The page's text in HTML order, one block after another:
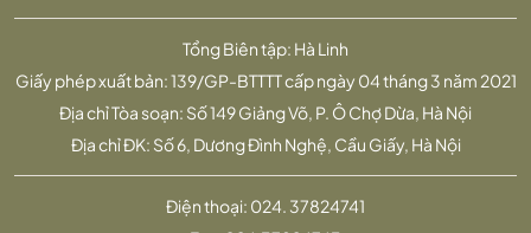
Tổng Biên tập: Hà Linh
Giấy phép xuất bản: 139/GP-BTTTT cấp ngày 04 tháng 3 năm 2021
Địa chỉ Tòa soạn: Số 149 Giảng Võ, P. Ô Chợ Dừa, Hà Nội
Địa chỉ ĐK: Số 6, Dương Đình Nghệ, Cầu Giấy, Hà Nội
Điện thoại: 024. 37824741